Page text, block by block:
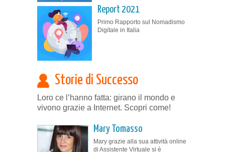
Report 2021
Primo Rapporto sul Nomadismo
Digitale in Italia
Storie di Successo
Loro ce l’hanno fatta: girano il mondo e
vivono grazie a Internet. Scopri come!
Mary Tomasso
Mary grazie alla sua attività online
di Assistente Virtuale si è